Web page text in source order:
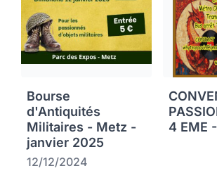
Bourse
d'Antiquités
Militaires - Metz -
janvier 2025
12/12/2024
4 EME